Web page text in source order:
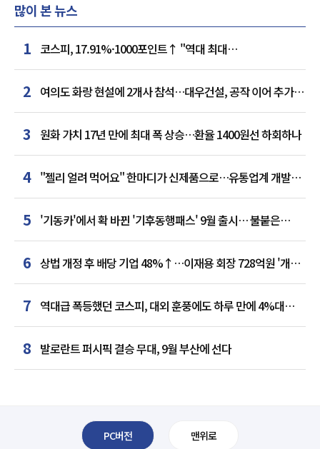
많이 본 뉴스
1 코스피, 17.91%·1000포인트↑ "역대 최대
상승률"…'삼전닉스' 동반 상한가
2 여의도 화랑 현설에 2개사 참석…대우건설, 공작 이어 추가
거점 확보하나
3 원화 가치 17년 만에 최대 폭 상승…환율 1400원선 하회하나
4 "젤리 얼려 먹어요" 한마디가 신제품으로…유통업계 개발실
된 SNS
5 '기동카'에서 확 바뀐 '기후동행패스' 9월 출시… 불붙은
카드사 경쟁
6 상법 개정 후 배당 기업 48%↑…이재용 회장 728억원 '개인
최다'
7 역대급 폭등했던 코스피, 대외 훈풍에도 하루 만에 4%대
급락
8 발로란트 퍼시픽 결승 무대, 9월 부산에 선다
PC버전 맨위로